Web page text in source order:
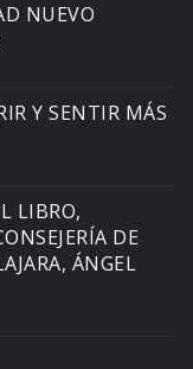
NUEVO
Y SENTIR MÁS
LIBRO,
DE
ÁNGEL